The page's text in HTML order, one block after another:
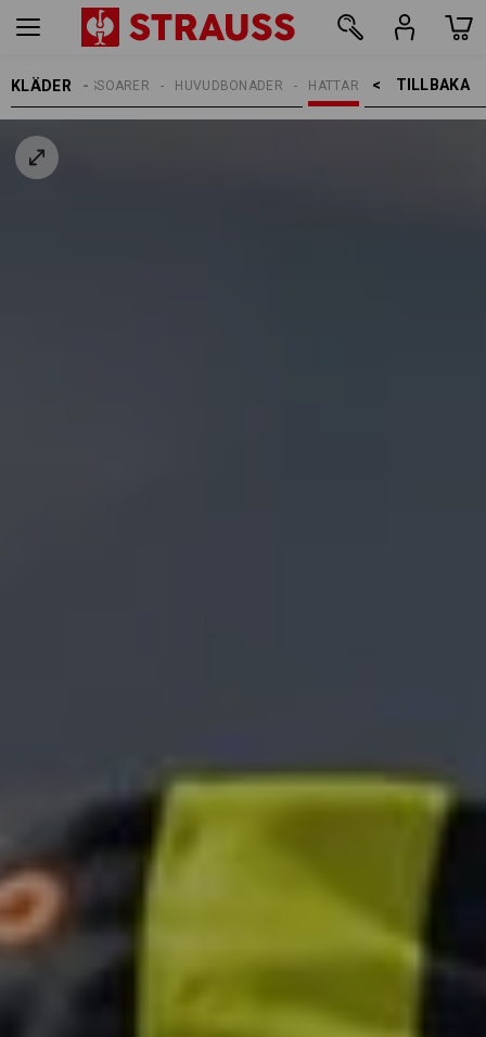
KLÄDER TILLBAKA    >
HATTAR
HUVUDBONADER
ACCESSOARER